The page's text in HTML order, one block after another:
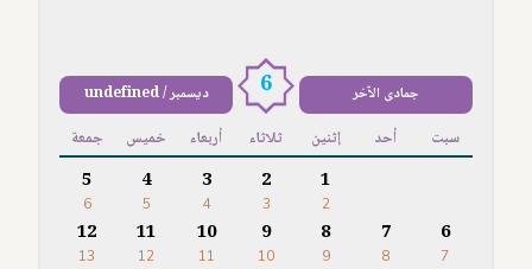
جمادى الآخر 6 ديسمبر / undefined
سبت أحد إثنين ثلاثاء أربعاء خميس جمعة
1
2
2
3
3
4
4
5
5
6
6
7
7
8
8
9
9
10
10
11
11
12
12
13